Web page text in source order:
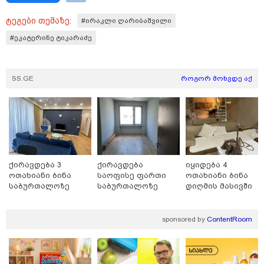
15:47 / 07-08-2026
Tower Group და BREEAM - ხარისხის საერთაშორისო
სტანდარტი ქართულ დეველოპმენტში
ტეგები თემაზე: #ირაკლი ღარიბაშვილი
#ეკატერინე ტიკარაძე
SS.GE როგორ მოხვდე აქ
ქირავდება 3
ოთახიანი ბინა
საბურთალოზე
ქირავდება
საოფისე ფართი
საბურთალოზე
იყიდება 4
ოთახიანი ბინა
დიღმის მასივში
sponsored by ContentRoom